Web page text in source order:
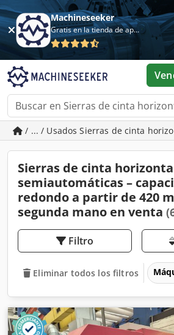
Machineseeker
Gratis en la tienda de aplicaciones
/ ... / Usados Sierras de cinta
Sierras de cinta
semiautomáticas –
redondo a partir de 420
segunda mano en venta
Filtro
Eliminar todos los filtros